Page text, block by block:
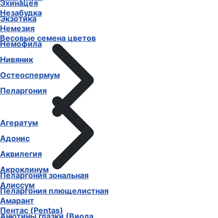
Незабудка
Немезия
Немофила
Нивяник
Остеоспермум
Пеларгония
Пеларгония зональная
Пеларгония плющелистная
Пентас (Pentas)
Эхинацея
Экзотика
Весовые семена цветов
Агератум
Адонис
Аквилегия
Акроклинум
Алиссум
Амарант
Анютины глазки (Виола